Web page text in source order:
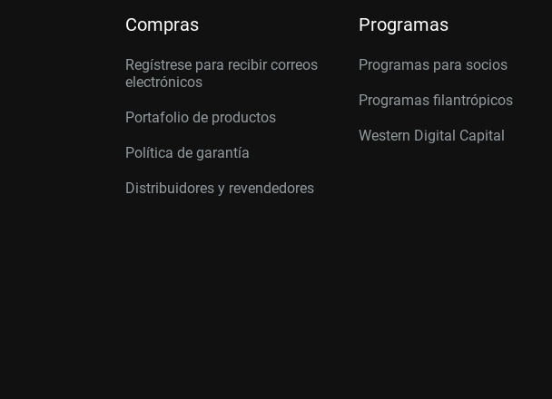
Compras
Regístrese para recibir correos
electrónicos
Portafolio de productos
Política de garantía
Distribuidores y revendedores
Programas
Programas para socios
Programas filantrópicos
Western Digital Capital